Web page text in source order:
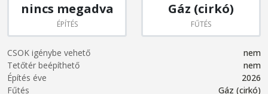
nincs megadva
ÉPÍTÉS
Gáz (cirkó)
FŰTÉS
CSOK igénybe vehető
nem
Tetőtér beépíthető
nem
Építés éve
2026
Fűtés
Gáz (cirkó)